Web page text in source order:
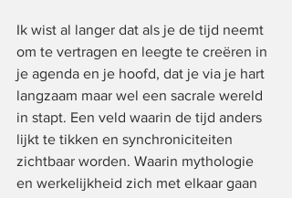
Ik wist al langer dat als je de tijd neemt
om te vertragen en leegte te creëren in
je agenda en je hoofd, dat je via je hart
langzaam maar wel een sacrale wereld
in stapt. Een veld waarin de tijd anders
lijkt te tikken en synchroniciteiten
zichtbaar worden. Waarin mythologie
en werkelijkheid zich met elkaar gaan